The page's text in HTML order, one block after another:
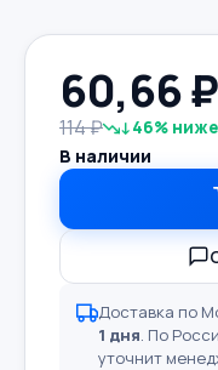
60,66₽
114 ₽ ↓46%
В наличии
Доставка по
1 дня . По
уточнит